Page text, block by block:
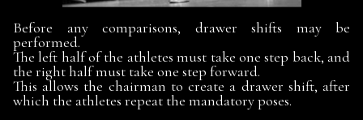
Before any comparisons, drawer shifts may be
performed.
The left half of the athletes must take one step back, and
the right half must take one step forward.
This allows the chairman to create a drawer shift, after
which the athletes repeat the mandatory poses.